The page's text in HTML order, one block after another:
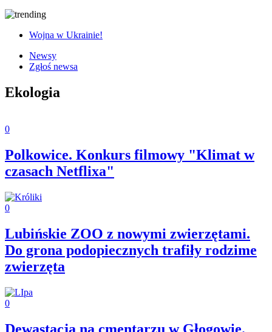
Wojna w Ukrainie!
Newsy
Zgłoś newsa
Ekologia
0
Polkowice. Konkurs filmowy "Klimat w
czasach Netflixa"
0
Lubińskie ZOO z nowymi zwierzętami.
Do grona podopiecznych trafiły rodzime
zwierzęta
0
Dewastacja na cmentarzu w Głogowie.